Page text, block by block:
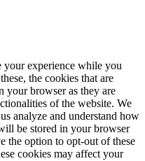
your experience while you
the cookies that are
your browser as they are
of the website. We
analyze and understand how
be stored in your browser
the option to opt-out of these
cookies may affect your